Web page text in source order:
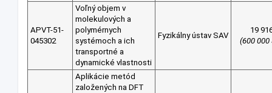
APVT-51-
045302
Voľný objem v
molekulových a
polymérnych
systémoch a ich
transportné a
dynamické vlastnosti
Fyzikálny ústav SAV
19
(600 000
Aplikácie metód
založených na DFT